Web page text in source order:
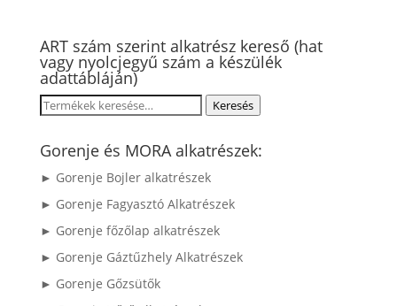
ART szám szerint alkatrész kereső (hat
vagy nyolcjegyű szám a készülék
adattábláján)
Keresés
következőre:
Keresés
Gorenje és MORA alkatrészek:
► Gorenje Bojler alkatrészek
► Gorenje Fagyasztó Alkatrészek
► Gorenje főzőlap alkatrészek
► Gorenje Gáztűzhely Alkatrészek
► Gorenje Gőzsütők